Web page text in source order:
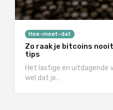
Hoe-moet-dat
Zo raak je bitcoins
tips
Het lastige en uitdagende
wel dat je…